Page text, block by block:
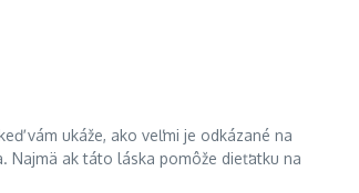
vám ukáže, ako veľmi je odkázané na
Najmä ak táto láska pomôže dieťatku na